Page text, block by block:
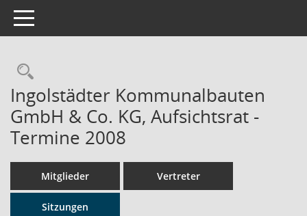
Toggle navigation
Rechercheauswahl
Ingolstädter Kommunalbauten
GmbH & Co. KG, Aufsichtsrat -
Termine 2008
Mitglieder Vertreter
Sitzungen